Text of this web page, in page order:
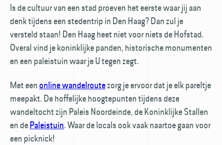
Is de cultuur van een stad proeven het eerste waar jij aan
denk tijdens een stedentrip in Den Haag? Dan zul je
versteld staan! Den Haag heet niet voor niets de Hofstad.
Overal vind je koninklijke panden, historische monumenten
en een paleistuin waar je U tegen zegt.
Met een online wandelroutezorg je ervoor dat je elk pareltje
meepakt. De hoffelijke hoogtepunten tijdens deze
wandeltocht zijn Paleis Noordeinde, de Koninklijke Stallen
en dePaleistuin. Waar de locals ook vaak naartoe gaan voor
een picknick!